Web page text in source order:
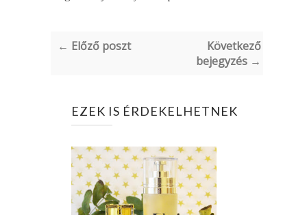
← Előző poszt
Következő
bejegyzés →
EZEK IS ÉRDEKELHETNEK